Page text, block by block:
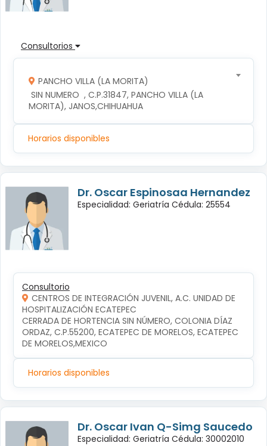
Consultorios
PANCHO VILLA (LA MORITA)
MORITA), JANOS,CHIHUAHUA
Horarios disponibles
Dr. Oscar Espinosaa Hernandez
Especialidad: Geriatría Cédula: 25554
Consultorio
CENTROS DE INTEGRACIÓN JUVENIL, A.C. UNIDAD DE
HOSPITALIZACIÓN ECATEPEC
CERRADA DE HORTENCIA SIN NÚMERO, COLONIA DÍAZ
ORDAZ, C.P.55200, ECATEPEC DE MORELOS, ECATEPEC
DE MORELOS,MEXICO
Horarios disponibles
Dr. Oscar Ivan Q-Simg Saucedo
Especialidad: Geriatría Cédula: 30002010